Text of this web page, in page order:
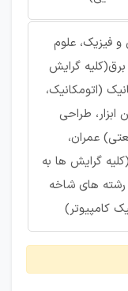
و فیزیک، علوم
گرایش
(اتومکانیک،
ابزار، طراحی
عمران،
گرایش ها به
رشته های شاخه
کامپیوتر)